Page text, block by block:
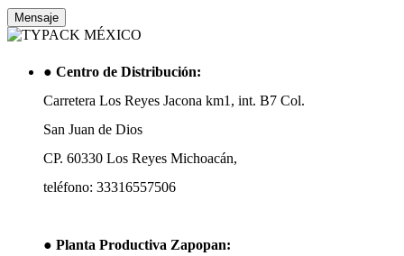
● Centro de Distribución:
Carretera Los Reyes Jacona km1, int. B7 Col.
San Juan de Dios
CP. 60330 Los Reyes Michoacán,
teléfono: 33316557506
● Planta Productiva Zapopan: